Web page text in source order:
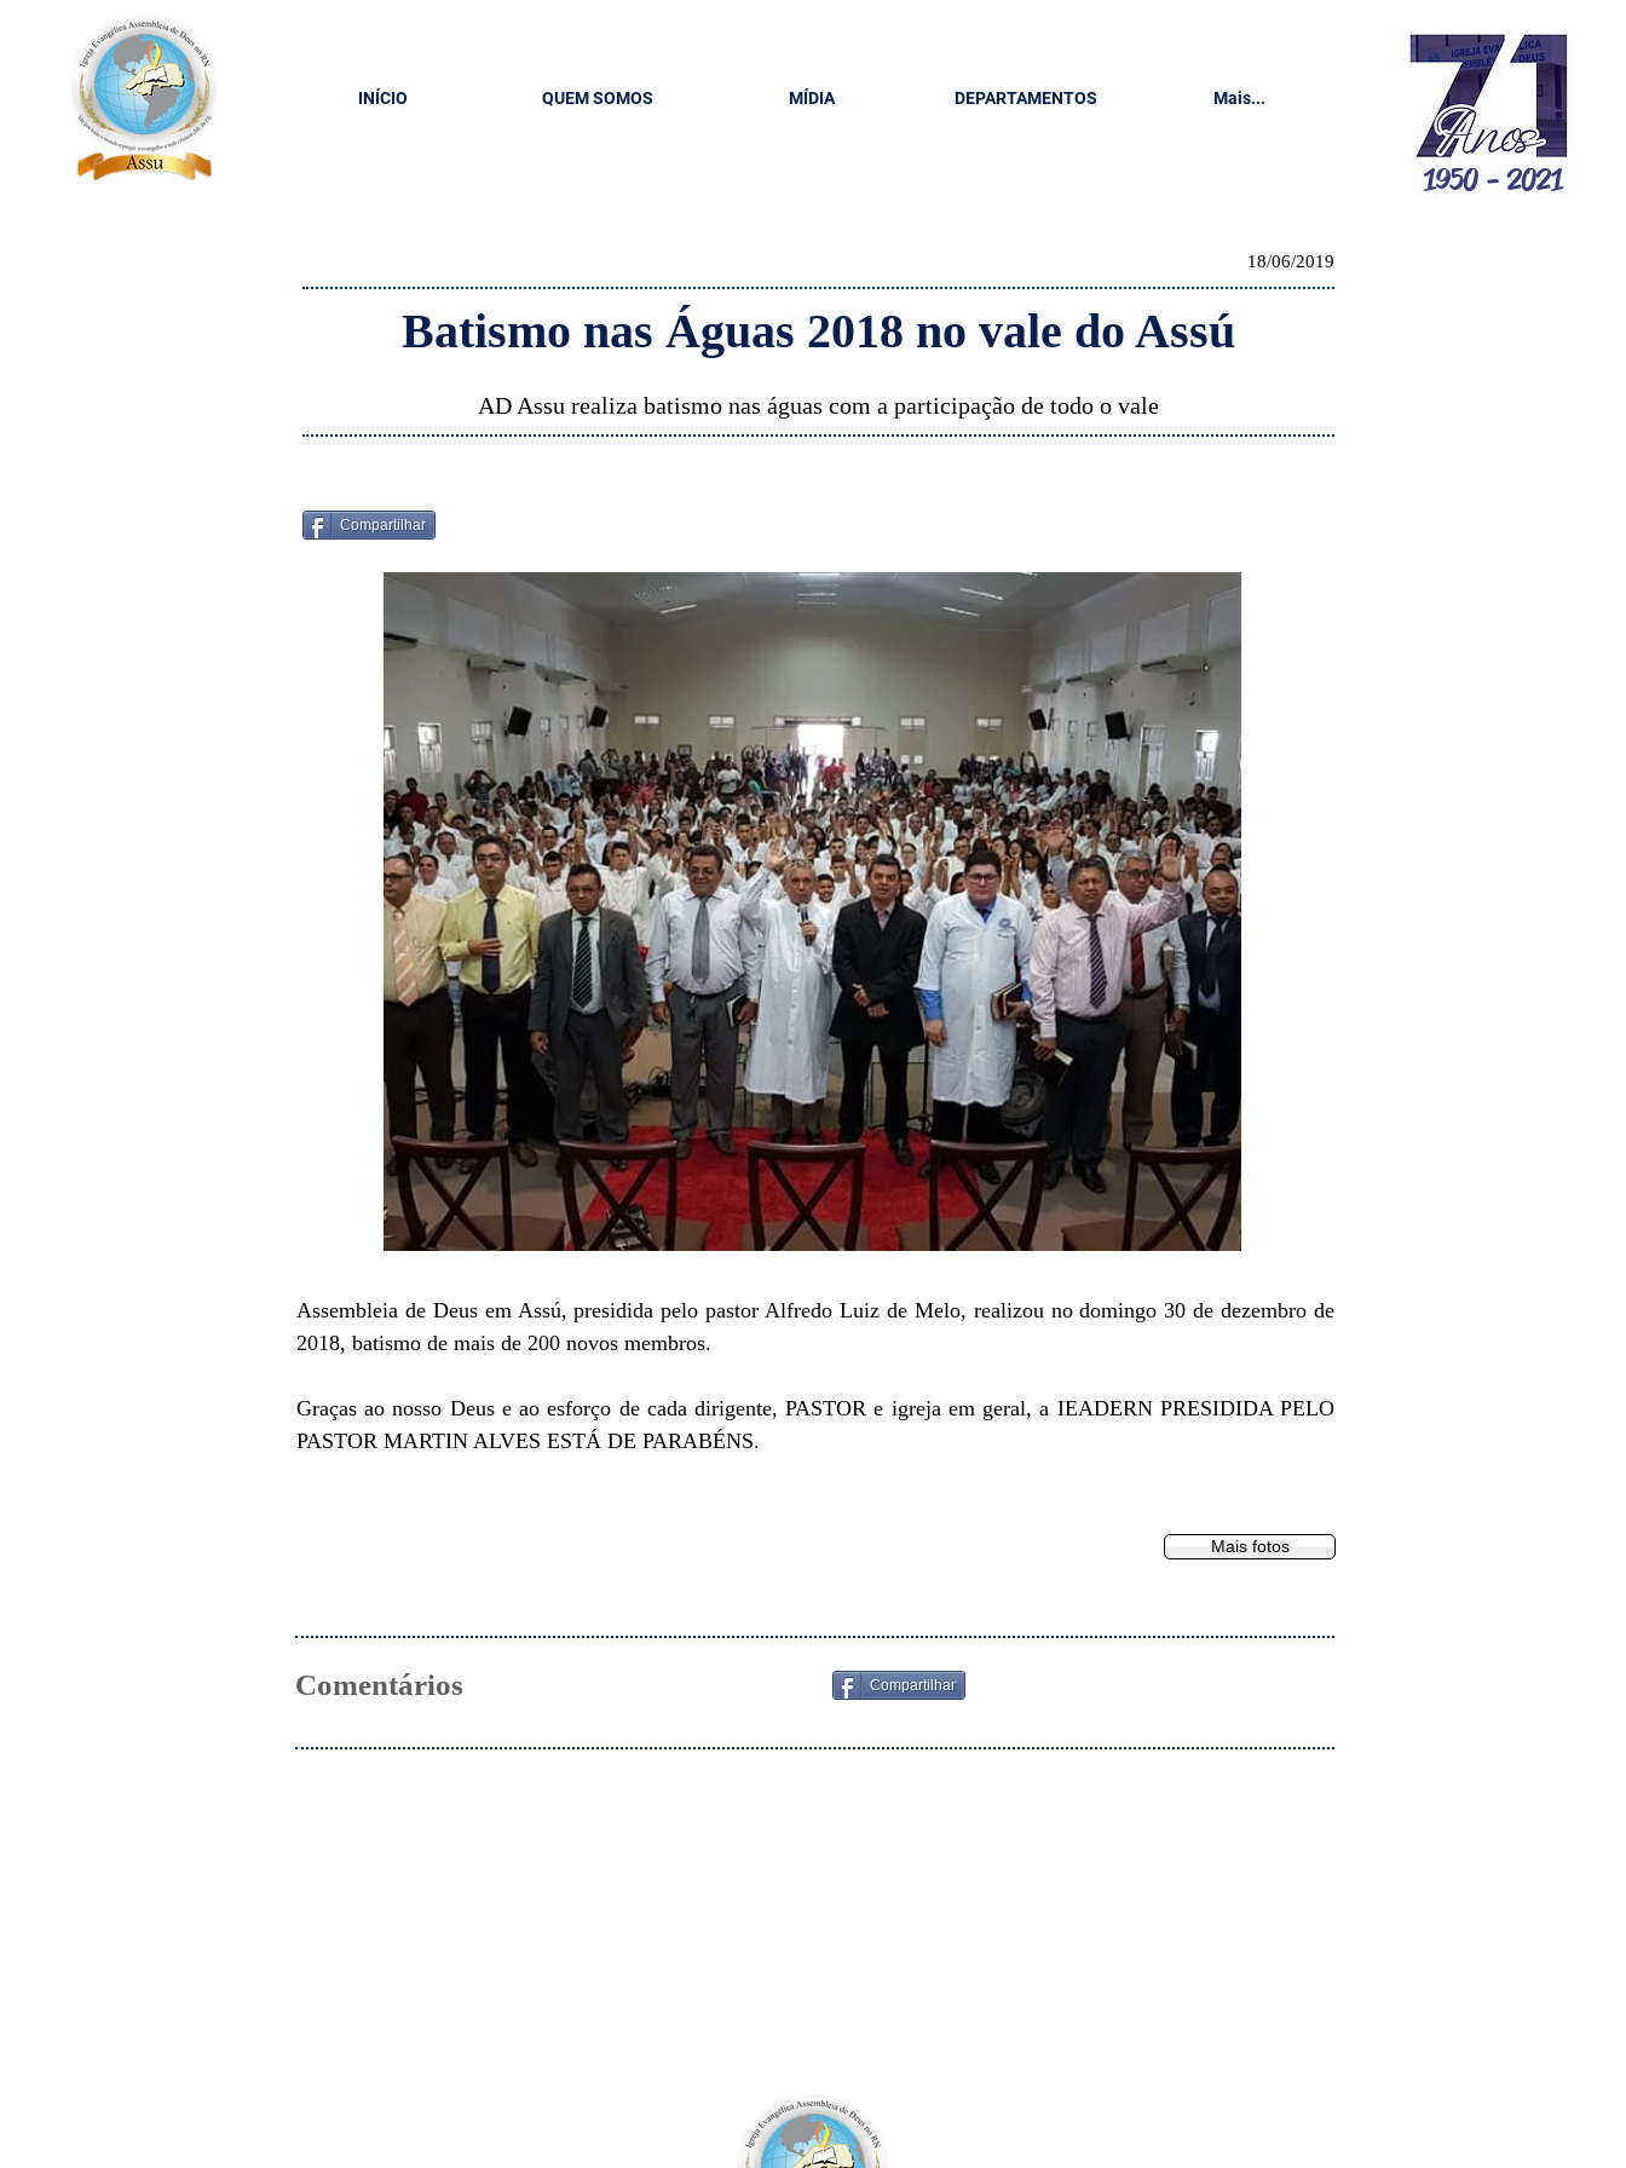
INÍCIO QUEM SOMOS MÍDIA DEPARTAMENTOS Mais...
1950 - 2021
Assembleia de Deus em Assú, presidida pelo pastor Alfredo Luiz de Melo, realizou no domingo 30 de dezembro de
2018, batismo de mais de 200 novos membros.
Graças ao nosso Deus e ao esforço de cada dirigente, PASTOR e igreja em geral, a IEADERN PRESIDIDA PELO
PASTOR MARTIN ALVES ESTÁ DE PARABÉNS.
Mais fotos
Comentários Compartilhar
18/06/2019
Batismo nas Águas 2018 no vale do Assú
AD Assu realiza batismo nas águas com a participação de todo o vale
Compartilhar